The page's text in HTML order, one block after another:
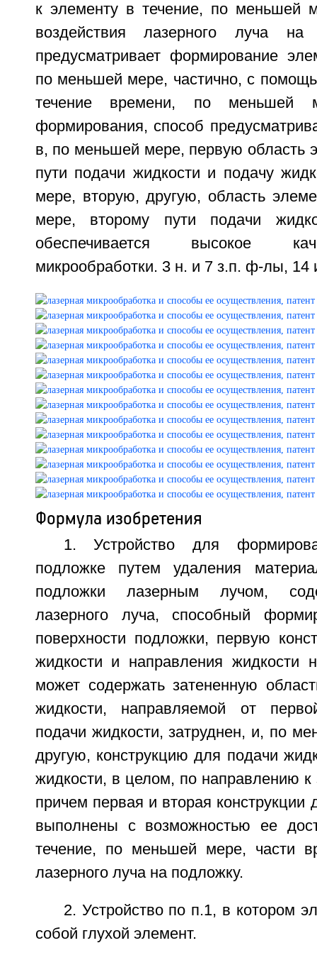
к элементу в течение, по меньшей
воздействия лазерного луча
предусматривает формирование
по меньшей мере, частично, с
течение времени, по меньшей
формирования, способ
в, по меньшей мере, первую область
пути подачи жидкости и подачу
мере, вторую, другую, область
мере, второму пути подачи
обеспечивается высокое
микрообработки. 3 н. и 7 з.п. ф-лы, 14
Формула изобретения
1. Устройство для
подложке путем удаления
подложки лазерным лучом,
лазерного луча, способный
поверхности подложки, первую
жидкости и направления жидкости
может содержать затененную
жидкости, направляемой от
подачи жидкости, затруднен, и, по
другую, конструкцию для подачи
жидкости, в целом, по направлению к
причем первая и вторая конструкции
выполнены с возможностью ее
течение, по меньшей мере, части
лазерного луча на подложку.
2. Устройство по п.1, в котором
собой глухой элемент.